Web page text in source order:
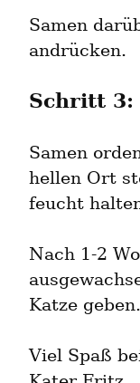
Samen
andrücken.
Schritt 3:
Samen
hellen Ort
feucht
Nach 1-2
Katze geben.
Viel Spaß